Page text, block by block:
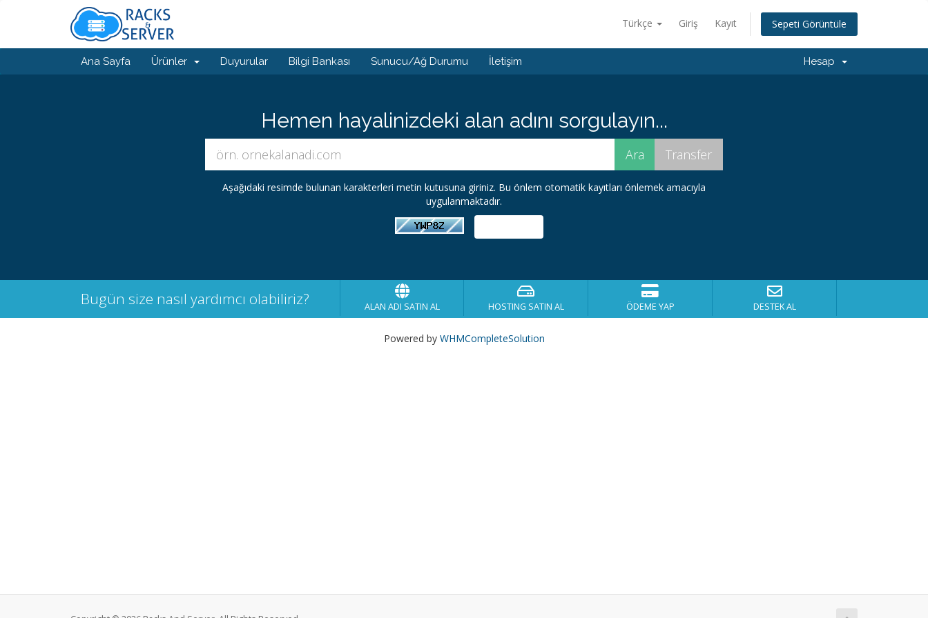
Türkçe Giriş Kayıt Sepeti Görüntüle
Ana Sayfa Ürünler Duyurular Bilgi Bankası Sunucu/Ağ Durumu İletişim Hesap
Hemen hayalinizdeki alan adını sorgulayın...
Aşağıdaki resimde bulunan karakterleri metin kutusuna giriniz. Bu önlem otomatik kayıtları önlemek amacıyla
uygulanmaktadır.
Bugün size nasıl yardımcı olabiliriz? ALAN ADI SATIN AL HOSTING SATIN AL ÖDEME YAP DESTEK AL
Powered by WHMCompleteSolution